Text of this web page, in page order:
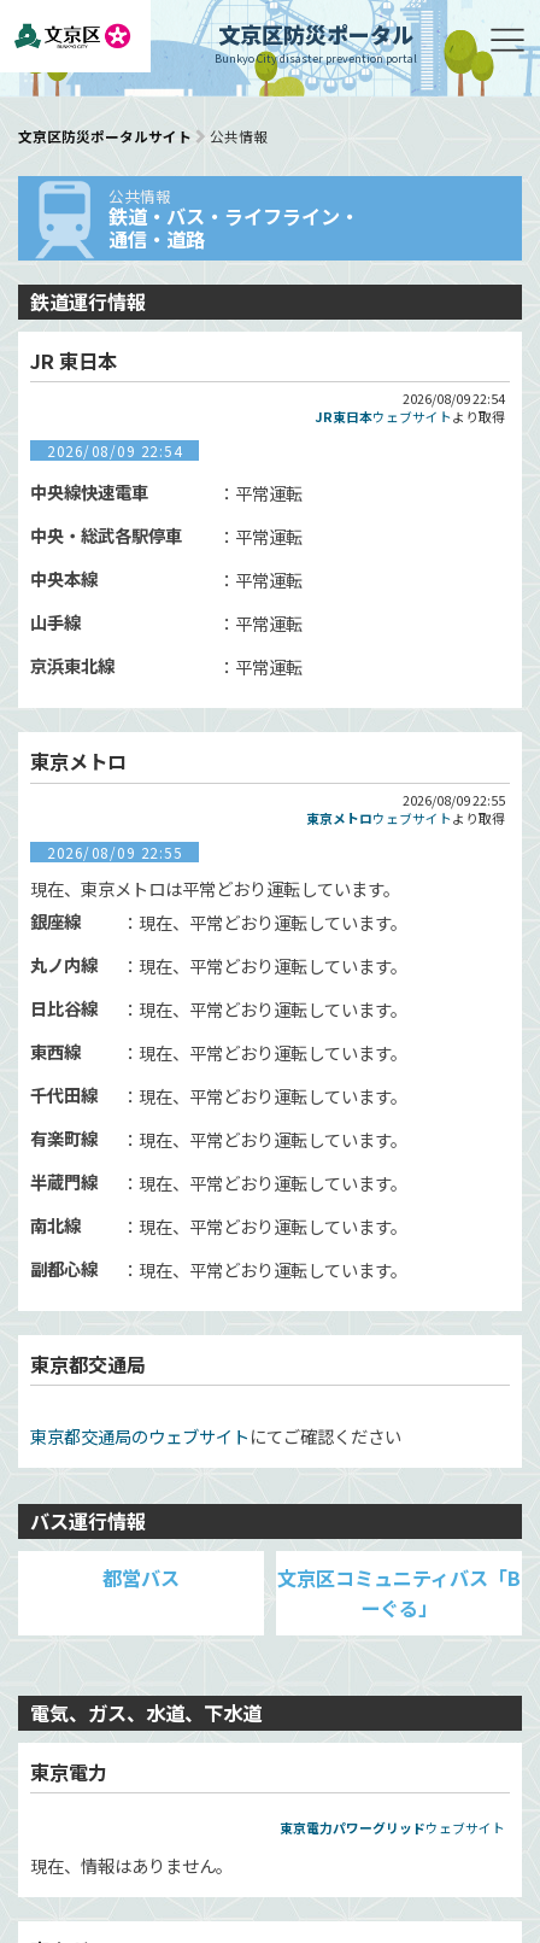
文京区防災ポータル
Bunkyo City disaster prevention portal
文京区防災ポータルサイト 公共情報
公共情報
鉄道・バス・ライフライン・
通信・道路
鉄道運行情報
JR 東日本
2026/08/09 22:54
JR東日本ウェブサイトより取得
2026/08/09 22:54
中央線快速電車
平常運転
中央・総武各駅停車
平常運転
中央本線
平常運転
山手線
平常運転
京浜東北線
平常運転
東京メトロ
2026/08/09 22:55
東京メトロウェブサイトより取得
2026/08/09 22:55
現在、東京メトロは平常どおり運転しています。
銀座線
現在、平常どおり運転しています。
丸ノ内線
現在、平常どおり運転しています。
日比谷線
現在、平常どおり運転しています。
東西線
現在、平常どおり運転しています。
千代田線
現在、平常どおり運転しています。
有楽町線
現在、平常どおり運転しています。
半蔵門線
現在、平常どおり運転しています。
南北線
現在、平常どおり運転しています。
副都心線
現在、平常どおり運転しています。
東京都交通局
東京都交通局のウェブサイトにてご確認ください
バス運行情報
都営バス
文京区コミュニティバス「B
ーぐる」
電気、ガス、水道、下水道
東京電力
東京電力パワーグリッドウェブサイト
現在、情報はありません。